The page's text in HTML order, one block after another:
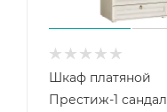
Шкаф платяной
Престиж-1 сандал